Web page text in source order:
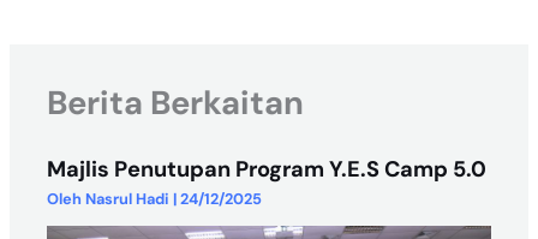
Berita Berkaitan
Majlis Penutupan Program Y.E.S Camp 5.0
Oleh Nasrul Hadi |24/12/2025